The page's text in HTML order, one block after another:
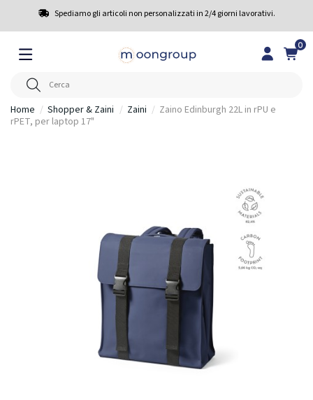
Spediamo gli articoli non personalizzati in 2/4 giorni lavorativi.
0
Home Shopper & Zaini Zaini
Zaino Edinburgh 22L in rPU e
rPET, per laptop 17"